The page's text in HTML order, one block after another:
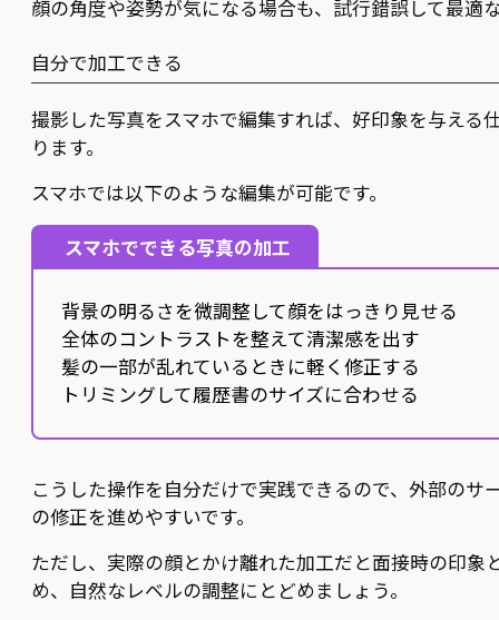
顔の角度や姿勢が気になる場合も、試行錯誤して最適
自分で加工できる
撮影した写真をスマホで編集すれば、好印象を与える
ります。
スマホでは以下のような編集が可能です。
スマホでできる写真の加工
背景の明るさを微調整して顔をはっきり見せる
全体のコントラストを整えて清潔感を出す
髪の一部が乱れているときに軽く修正する
トリミングして履歴書のサイズに合わせる
こうした操作を自分だけで実践できるので、外部のサ
の修正を進めやすいです。
ただし、実際の顔とかけ離れた加工だと面接時の印象
め、自然なレベルの調整にとどめましょう。